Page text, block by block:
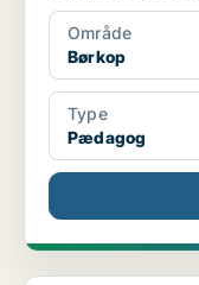
Område
Børkop
Type
Pædagog